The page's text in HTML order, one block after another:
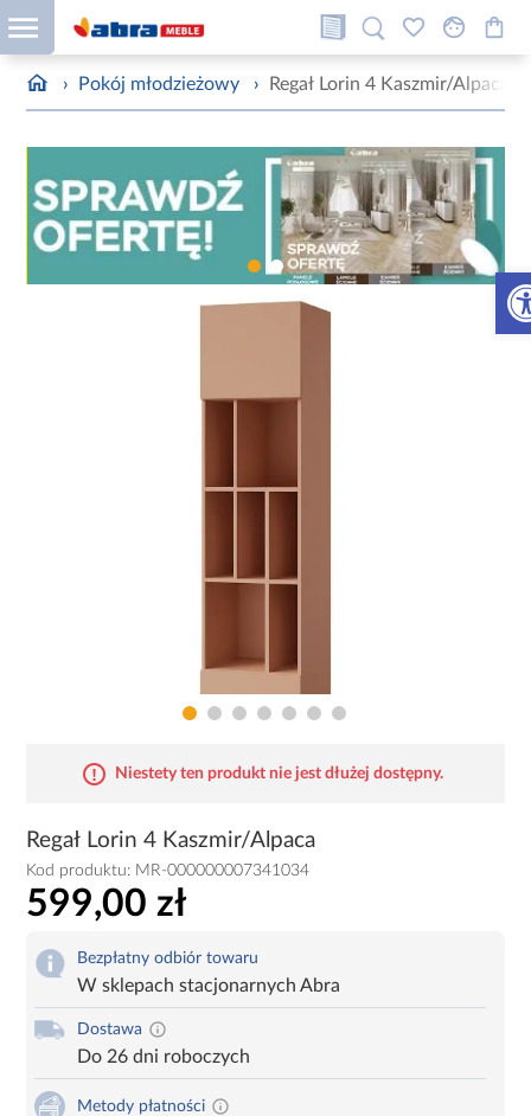
› Pokój młodzieżowy › Regał Lorin 4 Kaszmir/Alpaca
Niestety ten produkt nie jest dłużej dostępny.
Regał Lorin 4 Kaszmir/Alpaca
Kod produktu: MR-000000007341034
599,00 zł
Bezpłatny odbiór towaru
W sklepach stacjonarnych Abra
Dostawa
Do 26 dni roboczych
Metody płatności